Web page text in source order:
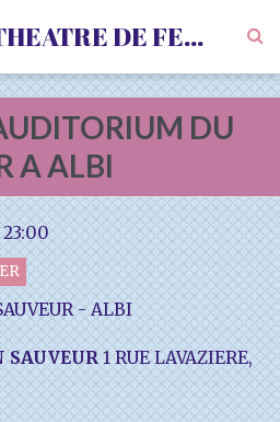
TROUPE DE THEATRE DE FENOLS
DU
A ALBI
23:00
- ALBI
SAUVEUR1 RUE LAVAZIERE,